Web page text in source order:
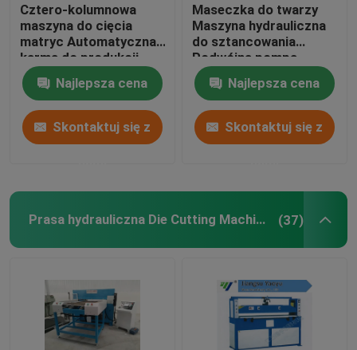
Cztero-kolumnowa
maszyna do cięcia
matryc Automatyczna
karma do produkcji
butów sportowych
Najlepsza cena
Skontaktuj się z
Maseczka do twarzy
Maszyna hydrauliczna
do sztancowania
Podwójna pompa
olejowa Sterowanie
komputeraNajlepsza cena
Skontaktuj się z
Prasa hydrauliczna Die Cutting Machine (37)